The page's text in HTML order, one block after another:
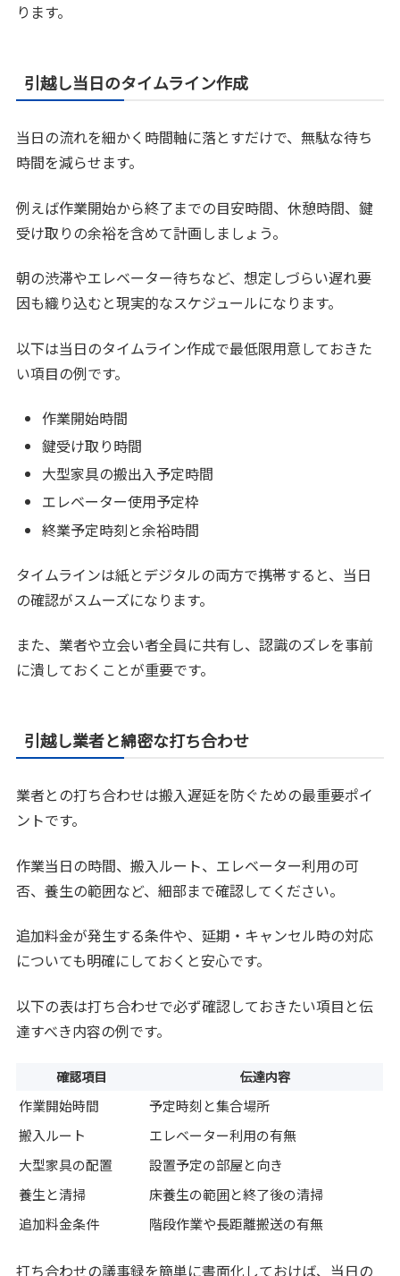
ります。
引越し当日のタイムライン作成
当日の流れを細かく時間軸に落とすだけで、無駄な待ち
時間を減らせます。
例えば作業開始から終了までの目安時間、休憩時間、鍵
受け取りの余裕を含めて計画しましょう。
朝の渋滞やエレベーター待ちなど、想定しづらい遅れ要
因も織り込むと現実的なスケジュールになります。
以下は当日のタイムライン作成で最低限用意しておきた
い項目の例です。
作業開始時間
鍵受け取り時間
大型家具の搬出入予定時間
エレベーター使用予定枠
終業予定時刻と余裕時間
タイムラインは紙とデジタルの両方で携帯すると、当日
の確認がスムーズになります。
また、業者や立会い者全員に共有し、認識のズレを事前
に潰しておくことが重要です。
引越し業者と綿密な打ち合わせ
業者との打ち合わせは搬入遅延を防ぐための最重要ポイ
ントです。
作業当日の時間、搬入ルート、エレベーター利用の可
否、養生の範囲など、細部まで確認してください。
追加料金が発生する条件や、延期・キャンセル時の対応
についても明確にしておくと安心です。
以下の表は打ち合わせで必ず確認しておきたい項目と伝
達すべき内容の例です。
確認項目 伝達内容
作業開始時間
予定時刻と集合場所
搬入ルート
エレベーター利用の有無
大型家具の配置
設置予定の部屋と向き
養生と清掃
床養生の範囲と終了後の清掃
追加料金条件
階段作業や長距離搬送の有無
打ち合わせの議事録を簡単に書面化しておけば、当日の